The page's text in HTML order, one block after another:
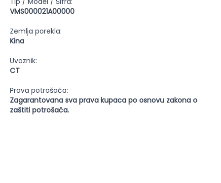
VMS000021A00000
Zemlja porekla:
Kina
Uvoznik:
CT
Prava potrošača:
Zagarantovana sva prava kupaca po osnovu zakona o
zaštiti potrošača.